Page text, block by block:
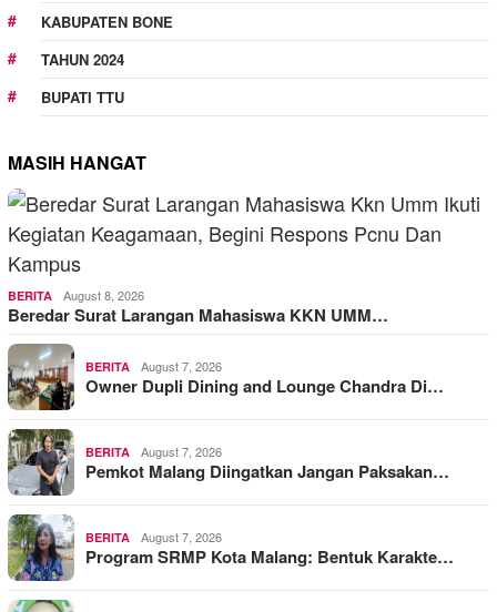
KABUPATEN BONE
TAHUN 2024
BUPATI TTU
MASIH HANGAT
BERITA August 8, 2026
Beredar Surat Larangan Mahasiswa KKN UMM…
BERITA August 7, 2026
Owner Dupli Dining and Lounge Chandra Di…
BERITA August 7, 2026
Pemkot Malang Diingatkan Jangan Paksakan…
BERITA August 7, 2026
Program SRMP Kota Malang: Bentuk Karakte…